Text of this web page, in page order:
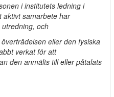
i institutets ledning i
aktivt samarbete har
och
eller den fysiska
verkat för att
den anmälts till eller påtalats